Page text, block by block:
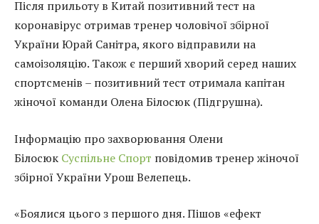
Після прильоту в Китай позитивний тест на
коронавірус отримав тренер чоловічої збірної
України Юрай Санітра, якого відправили на
самоізоляцію. Також є перший хворий серед наших
спортсменів – позитивний тест отримала капітан
жіночої команди Олена Білосюк (Підгрушна).
Інформацію про захворювання Олени
Білосюк Суспільне Спорт повідомив тренер жіночої
збірної України Урош Велепець.
«Боялися цього з першого дня. Пішов «ефект